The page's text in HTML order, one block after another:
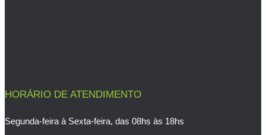
HORÁRIO DE ATENDIMENTO
Segunda-feira à Sexta-feira, das 08hs às 18hs